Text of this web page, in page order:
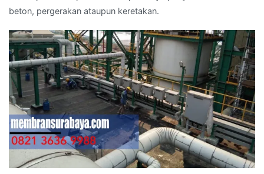
beton, pergerakan ataupun keretakan.